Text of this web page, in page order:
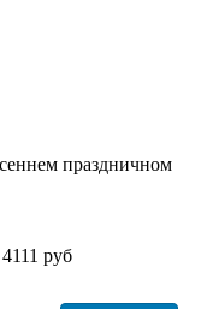
праздничном
4111 руб